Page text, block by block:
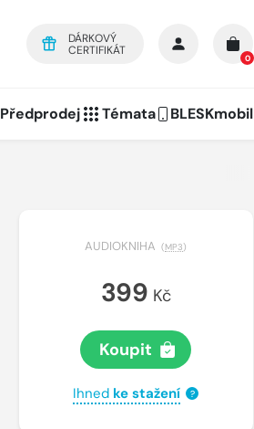
DÁRKOVÝ
CERTIFIKÁT
0
Předprodej Témata BLESKmobil
AUDIOKNIHA (MP3)
399 Kč
Koupit
Ihned ke stažení ?